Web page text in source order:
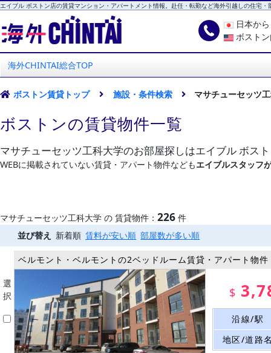
エイブル ボストン店の賃貸マンション・アパートメント情報。赴任・転勤など海外引越しの住宅・
海外CHINTAI
エイブル ボストン店
日本か
ボスト
海外CHINTAI総合TOP
ボストン賃貸トップ 施設・条件検索 マサチューセッツ
ボストンの賃貸物件一覧
マサチューセッツ工科大学のお部屋探しはエイブル ボス
WEBに掲載されていない賃貸・アパート物件などもエイブルスタッフ
マサチューセッツ工科大学 の 賃貸物件： 226 件
並び替え
新着順 賃料が安い順 部屋数が多い順
選
択
ベルモント・ベルモントの2ベッドルーム賃貸・アパート物件
$
沿線/駅
地区/道路